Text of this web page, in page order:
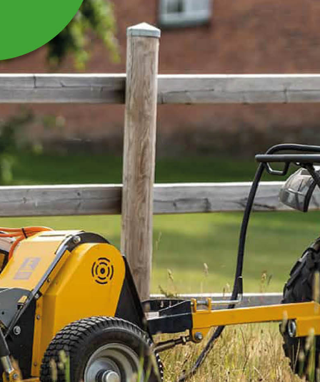
STØTTERULLE METAL
TIL KÆVLEBORD
Støtterulle metal til kævlebord SB220
Læs mere
522 kr
Ekskl. moms
På lager